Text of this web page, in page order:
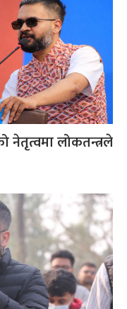
नेतृत्वमा लोकतन्त्रले